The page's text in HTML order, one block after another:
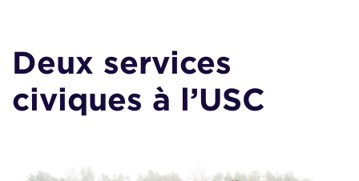
Deux services
civiques à l’USC